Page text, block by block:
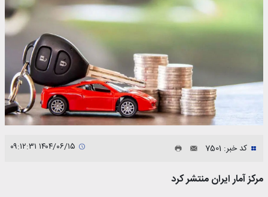
کد خبر: 7501
مرکز آمار ایران منتشر کرد